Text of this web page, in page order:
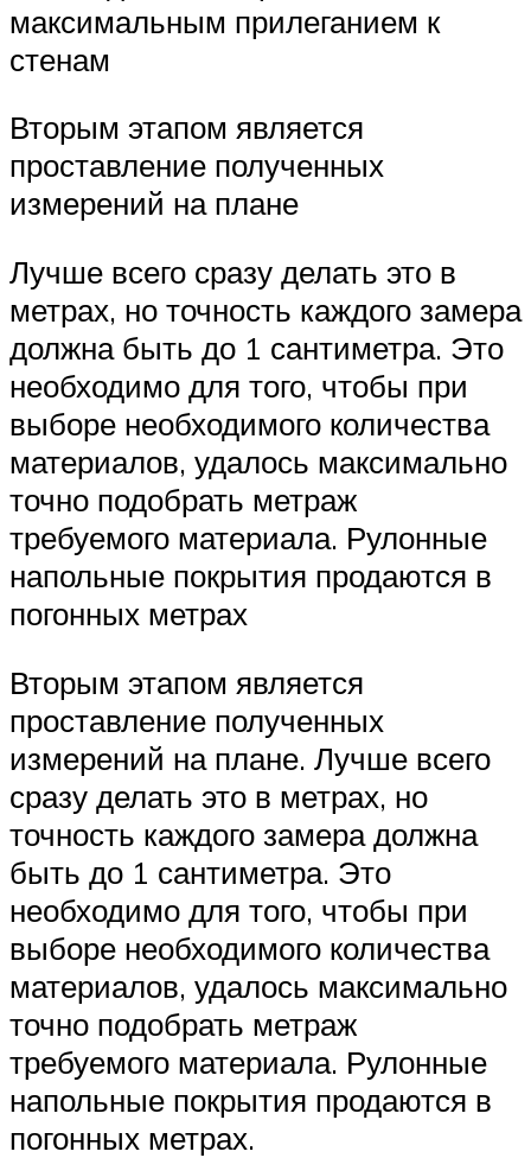
максимальным прилеганием к
стенам
Вторым этапом является
проставление полученных
измерений на плане
Лучше всего сразу делать это в
метрах, но точность каждого замера
должна быть до 1 сантиметра. Это
необходимо для того, чтобы при
выборе необходимого количества
материалов, удалось максимально
точно подобрать метраж
требуемого материала. Рулонные
напольные покрытия продаются в
погонных метрах
Вторым этапом является
проставление полученных
измерений на плане. Лучше всего
сразу делать это в метрах, но
точность каждого замера должна
быть до 1 сантиметра. Это
необходимо для того, чтобы при
выборе необходимого количества
материалов, удалось максимально
точно подобрать метраж
требуемого материала. Рулонные
напольные покрытия продаются в
погонных метрах.